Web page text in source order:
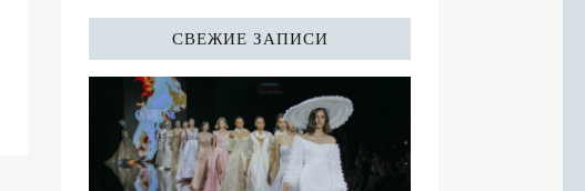
СВЕЖИЕ ЗАПИСИ